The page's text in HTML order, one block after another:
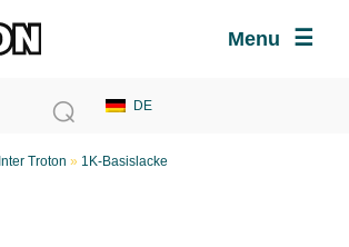
Menu
Inter Troton » 1K-Basislacke